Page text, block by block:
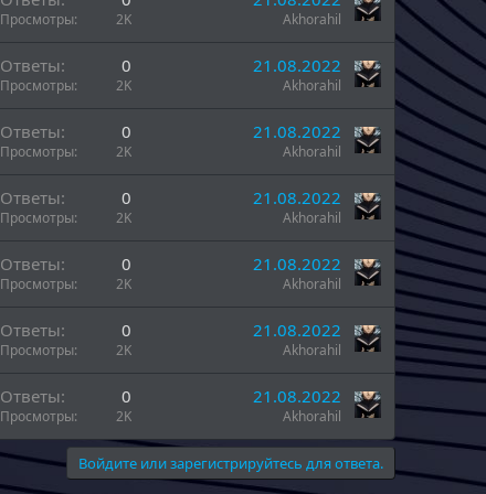
Просмотры 2K Akhorahil
Ответы 0
Просмотры 2K
21.08.2022
Akhorahil
Ответы 0
Просмотры 2K
21.08.2022
Akhorahil
Ответы 0
Просмотры 2K
21.08.2022
Akhorahil
Ответы 0
Просмотры 2K
21.08.2022
Akhorahil
Ответы 0
Просмотры 2K
21.08.2022
Akhorahil
Ответы 0
Просмотры 2K
21.08.2022
Akhorahil
Войдите или зарегистрируйтесь для ответа.